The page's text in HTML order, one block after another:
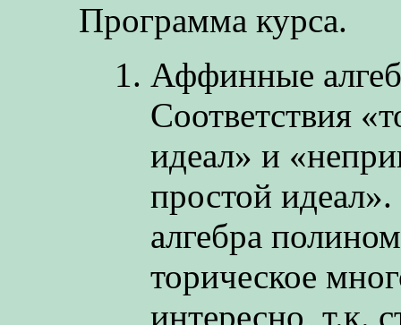
Программа курса.
Аффинные
Соответствия
идеал» и
простой
алгебра
торическое
интересно, т.к.